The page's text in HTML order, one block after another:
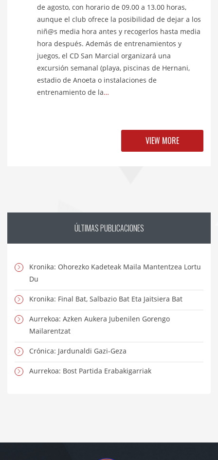
de agosto, con horario de 09.00 a 13.00 horas,
aunque el club ofrece la posibilidad de dejar a los
niñ@s media hora antes y recogerlos hasta media
hora después. Además de entrenamientos y
juegos, el CD San Marcial organizará una
excursión semanal (playa, piscinas de Hernani,
estadio de Anoeta o instalaciones de
entrenamiento de la…
VIEW MORE
ÚLTIMASPUBLICACIONES
Kronika: Ohorezko Kadeteak Maila Mantentzea Lortu
Du
Kronika: Final Bat, Salbazio Bat Eta Jaitsiera Bat
Aurrekoa: Azken Aukera Jubenilen Gorengo
Mailarentzat
Crónica: Jardunaldi Gazi-Geza
Aurrekoa: Bost Partida Erabakigarriak